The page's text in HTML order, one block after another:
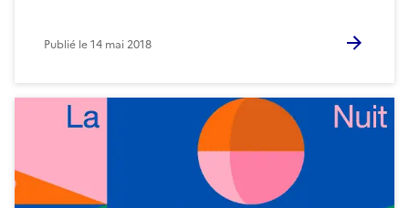
Publié le14 mai 2018